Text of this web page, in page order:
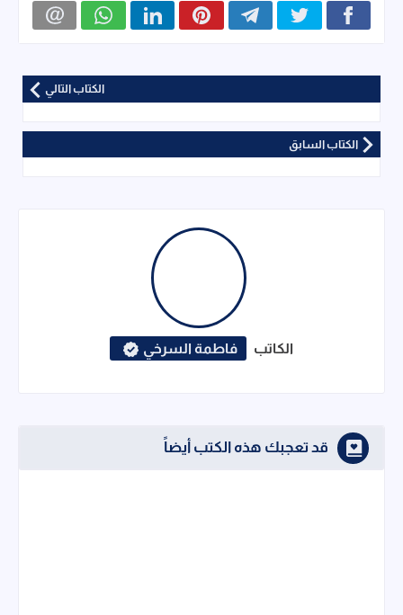
الكتاب التالي
الكتاب السابق
الكاتب فاطمة السرخي
قد تعجبك هذه الكتب أيضاً